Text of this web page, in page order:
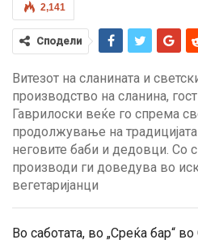
2,141
Сподели
Витезот на сланината и
производство на сланина,
Гаврилоски веќе го спрема
продолжување на традицијата
неговите баби и дедовци. Со
производи ги доведува во
вегетаријанци
Во саботата, во „Среќа бар“